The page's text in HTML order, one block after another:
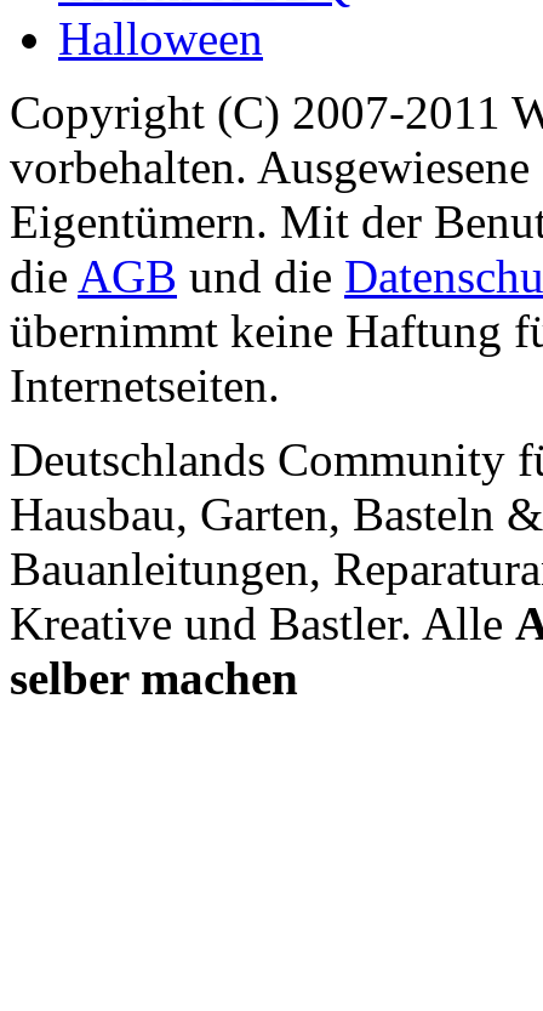
Halloween
Copyright (C) 2007-2011
vorbehalten.
Eigentümern. Mit der
die AGB und die
übernimmt keine Haftung
Internetseiten.
Deutschlands Community
Hausbau, Garten, Basteln
Bauanleitungen,
Kreative und Bastler. Alle
selber machen